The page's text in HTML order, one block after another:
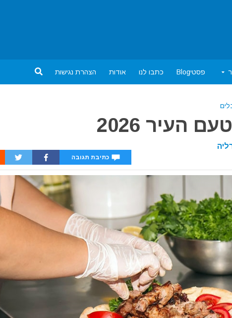
פסטיBlog כתבו לנו אודות הצהרת נגישות
העיר 2026
כתיבת תגובה